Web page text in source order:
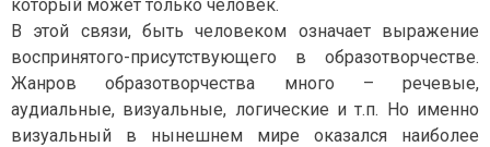
который может только человек.
В этой связи, быть человеком означает выражение
воспринятого-присутствующего в образотворчестве.
Жанров образотворчества много – речевые,
аудиальные, визуальные, логические и т.п. Но именно
визуальный в нынешнем мире оказался наиболее